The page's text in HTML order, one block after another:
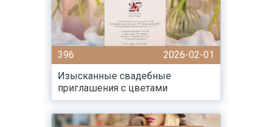
396
2026-02-01
Изысканные свадебные
приглашения с цветами